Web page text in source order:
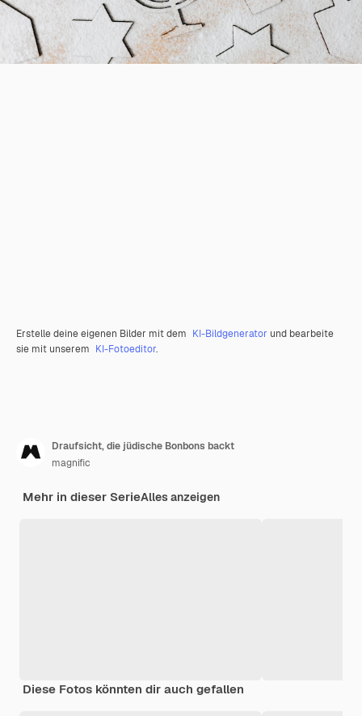
Erstelle deine eigenen Bilder mit dem KI-Bildgenerator und bearbeite
sie mit unserem KI-Fotoeditor.
Draufsicht, die jüdische Bonbons backt
magnific
Mehr in dieser SerieAlles anzeigen
Diese Fotos könnten dir auch gefallen